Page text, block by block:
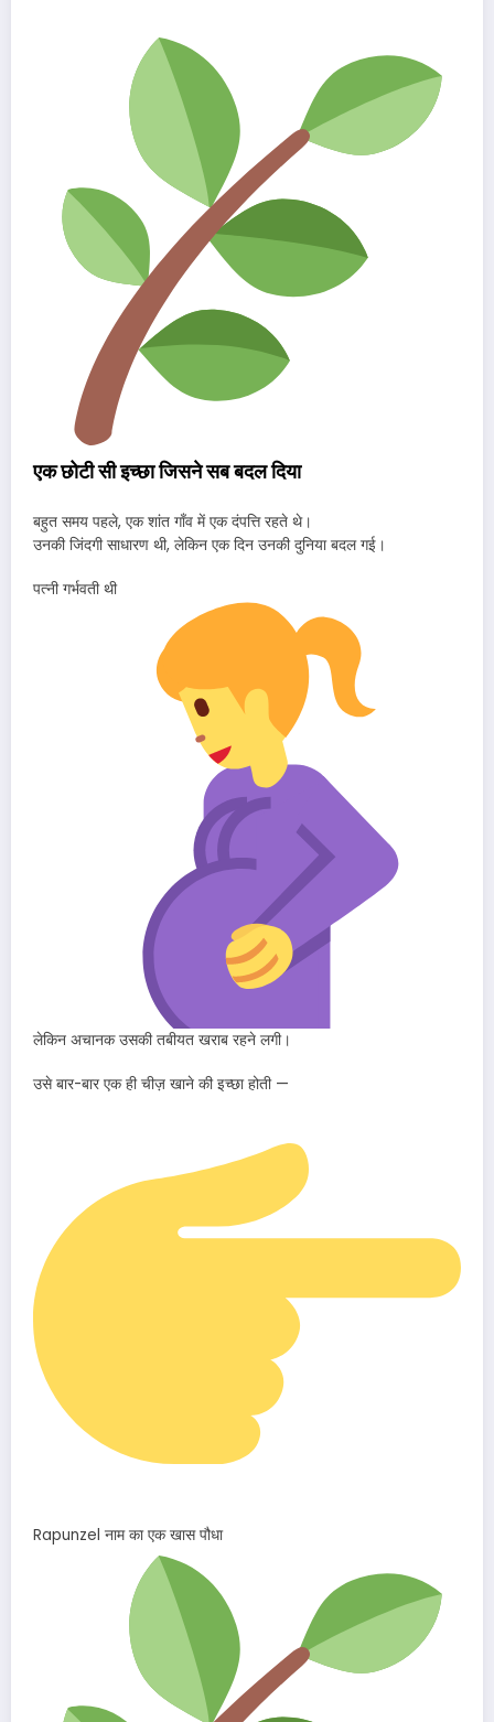
एक छोटी सी इच्छा जिसने सब बदल दिया
बहुत समय पहले, एक शांत गाँव में एक दंपत्ति रहते थे।
उनकी जिंदगी साधारण थी, लेकिन एक दिन उनकी दुनिया बदल गई।
पत्नी गर्भवती थी
लेकिन अचानक उसकी तबीयत खराब रहने लगी।
उसे बार-बार एक ही चीज़ खाने की इच्छा होती —
Rapunzel नाम का एक खास पौधा